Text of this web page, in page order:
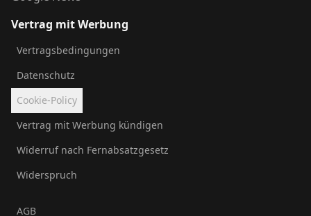
Vertrag mit Werbung
Vertragsbedingungen
Datenschutz
Cookie-Policy
Vertrag mit Werbung kündigen
Widerruf nach Fernabsatzgesetz
Widerspruch
AGB